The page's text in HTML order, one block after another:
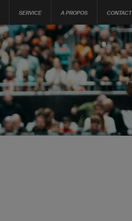
SERVICE A PROPOS CONTACT